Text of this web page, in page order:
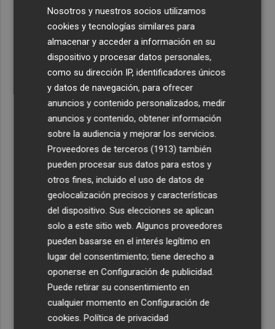
Ferran Torres, recibido con un baño de masas en su
pueblo: "Allá donde voy siempre digo que soy de Foios"
El Ibex 35 sube un 2% la primera semana de agosto tras
conquistar los históricos 20.000 puntos
¿El Pacífico puede esperar?
El TARC obliga a València a readmitir a la empresa
excluida y reanuda el concurso para comprar un furgón
policial
Suscríbete al canal de
Whatsapp
Siempre al día de las últimas noticias
¡Quiero suscribirme!
Nosotros y nuestros socios utilizamos
cookies y tecnologías similares para
almacenar y acceder a información en su
dispositivo y procesar datos personales,
como su dirección IP, identificadores únicos
y datos de navegación, para ofrecer
anuncios y contenido personalizados, medir
anuncios y contenido, obtener información
sobre la audiencia y mejorar los servicios.
Proveedores de terceros (1913) también
pueden procesar sus datos para estos y
otros fines, incluido el uso de datos de
geolocalización precisos y características
del dispositivo. Sus elecciones se aplican
solo a este sitio web. Algunos proveedores
pueden basarse en el interés legítimo en
lugar del consentimiento; tiene derecho a
oponerse enConfiguración de publicidad.
Puede retirar su consentimiento en
cualquier momento enConfiguración de
cookies.Política de privacidad